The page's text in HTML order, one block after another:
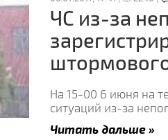
ЧС из-за
На 15-00 6 июня на
ситуаций из-за
Читать дальше »